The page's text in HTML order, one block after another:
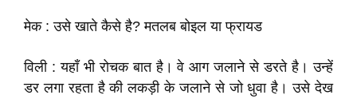
मेक : उसे खाते कैसे है? मतलब बोइल या फ्रायड
विली : यहाँ भी रोचक बात है। वे आग जलाने से डरते है। उन्हें
डर लगा रहता है की लकड़ी के जलाने से जो धुवा है। उसे देख